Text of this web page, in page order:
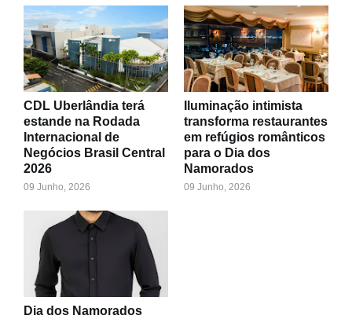
CDL Uberlândia terá
estande na Rodada
Internacional de
Negócios Brasil Central
2026
09 Junho, 2026
Iluminação intimista
transforma restaurantes
em refúgios românticos
para o Dia dos
Namorados
09 Junho, 2026
Dia dos Namorados